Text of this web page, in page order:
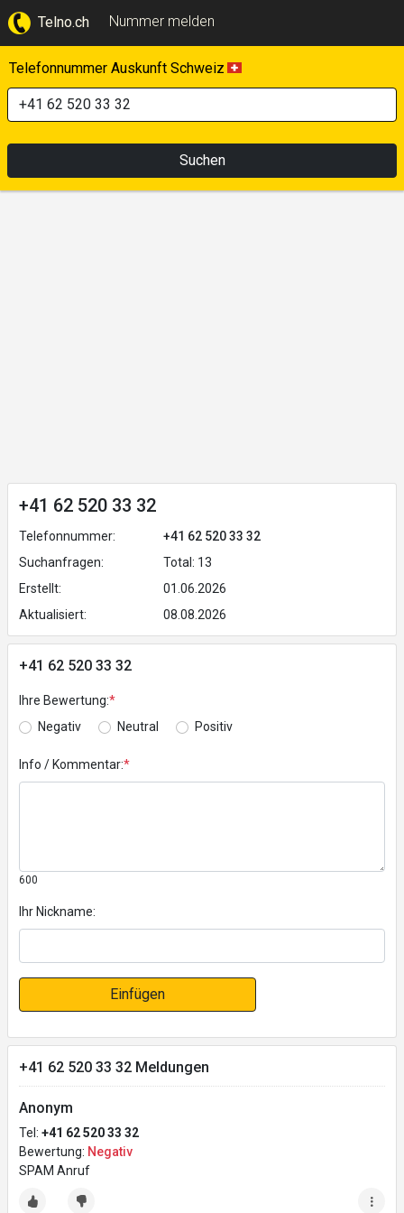
Telno.ch Nummer melden
Telefonnummer Auskunft Schweiz
Suchen
+41 62 520 33 32
Telefonnummer:
+41 62 520 33 32
Suchanfragen:
Total: 13
Erstellt:
01.06.2026
Aktualisiert:
08.08.2026
+41 62 520 33 32
Ihre Bewertung:*
Negativ
Neutral Positiv
Info / Kommentar:*
600
Ihr Nickname:
Einfügen
+41 62 520 33 32 Meldungen
Anonym
Tel: +41 62 520 33 32
Bewertung: Negativ
SPAM Anruf